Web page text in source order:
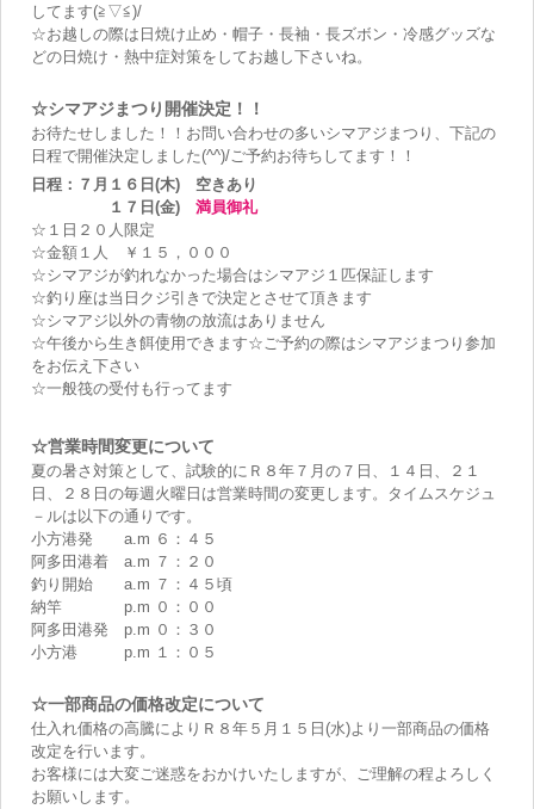
してます(≧▽≦)/
☆お越しの際は日焼け止め・帽子・長袖・長ズボン・冷感グッズな
どの日焼け・熱中症対策をしてお越し下さいね。
☆シマアジまつり開催決定！！
お待たせしました！！お問い合わせの多いシマアジまつり、下記の
日程で開催決定しました(^^)/ご予約お待ちしてます！！
日程：７月１６日(木) 空きあり
１７日(金) 満員御礼
☆１日２０人限定
☆金額１人 ￥１５，０００
☆シマアジが釣れなかった場合はシマアジ１匹保証します
☆釣り座は当日クジ引きで決定とさせて頂きます
☆シマアジ以外の青物の放流はありません
☆午後から生き餌使用できます☆ご予約の際はシマアジまつり参加
をお伝え下さい
☆一般筏の受付も行ってます
☆営業時間変更について
夏の暑さ対策として、試験的にＲ８年７月の７日、１４日、２１
日、２８日の毎週火曜日は営業時間の変更します。タイムスケジュ
－ルは以下の通りです。
小方港発 a.m ６：４５
阿多田港着 a.m ７：２０
釣り開始 a.m ７：４５頃
納竿 p.m ０：００
阿多田港発 p.m ０：３０
小方港 p.m １：０５
☆一部商品の価格改定について
仕入れ価格の高騰によりＲ８年５月１５日(水)より一部商品の価格
改定を行います。
お客様には大変ご迷惑をおかけいたしますが、ご理解の程よろしく
お願いします。